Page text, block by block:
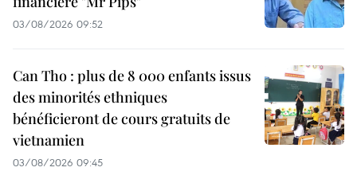
03/08/2026 09:52
Can Tho : plus de 8 000 enfants issus
des minorités ethniques
bénéficieront de cours gratuits de
vietnamien
03/08/2026 09:45